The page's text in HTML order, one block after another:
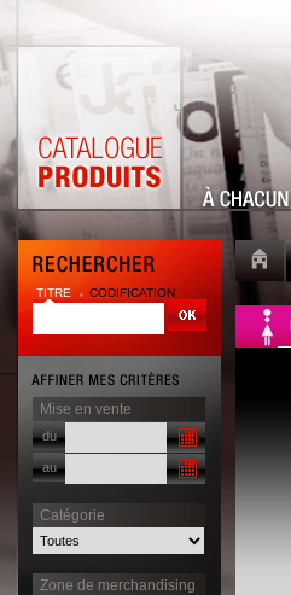
TITRE CODIFICATION
Mise en vente
du
au
Catégorie
Zone de merchandising